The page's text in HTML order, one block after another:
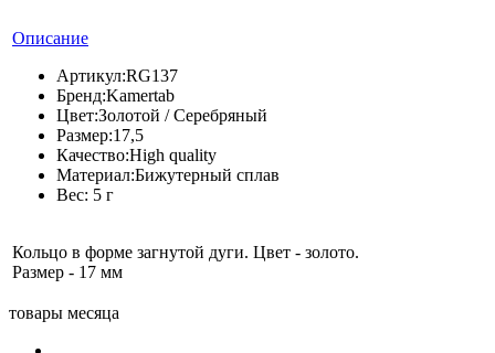
Описание
Артикул:RG137
Бренд:Kamertab
Цвет:Золотой / Серебряный
Размер:17,5
Качество:High quality
Материал:Бижутерный сплав
Вес: 5 г
Кольцо в форме загнутой дуги. Цвет - золото.
Размер - 17 мм
товары месяца